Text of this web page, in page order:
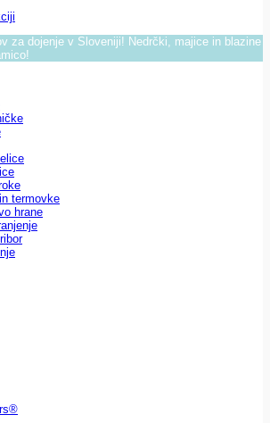
za dojenje v Sloveniji! Nedrčki, majice in blazine
termovke
hrane